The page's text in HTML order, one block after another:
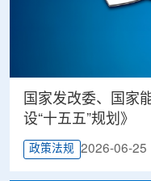
国家发改委、国家
设“十五五”规划》
政策法规 2026-06-25